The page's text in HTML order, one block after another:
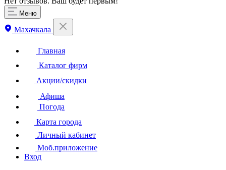
Меню
Махачкала
Главная
Каталог фирм
Акции/скидки
Афиша
Погода
Карта города
Личный кабинет
Моб.приложение
Вход